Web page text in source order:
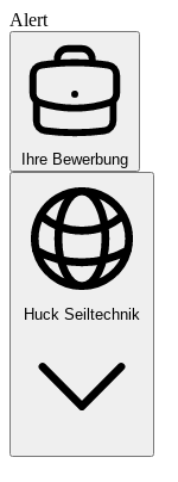
Alert
Ihre Bewerbung
Huck Seiltechnik